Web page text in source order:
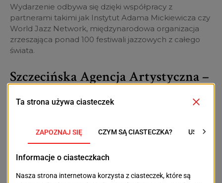
Wydarzenie odbywa się dzięki współpracy z
partnerami takimi jak Instytut Adama Mickiewicza czy
World Jazz Network, międzynarodowa organizacja
zrzeszająca ponad 100 festiwali jazzowych z całego
świata.
Szczecińska Agencja Artystyczna –
Artystyczna, która od dekady rozwija festiwal, budując
jego prestiż na międzynarodowej mapie jazzowej.
Jak wziąć udział?